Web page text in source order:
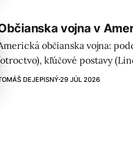
vojna v
občianska vojna:
kľúčové postavy
zdôrazňujú otroctvo
DEJEPISNÝ 29 JÚL 2026